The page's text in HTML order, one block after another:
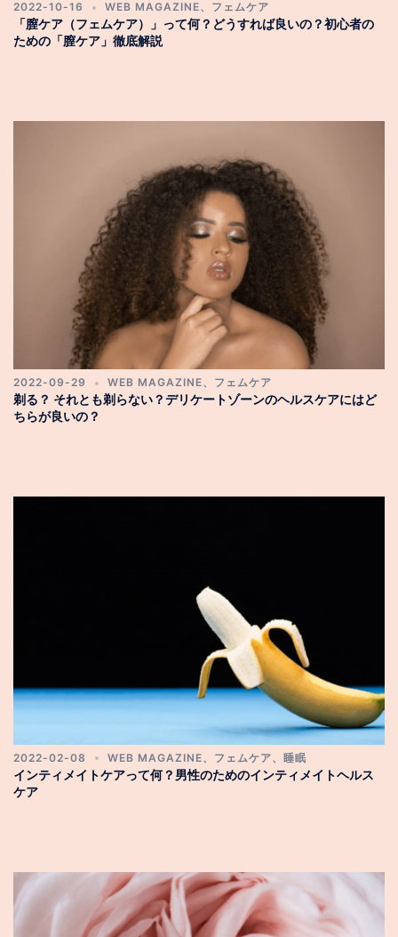
2022-10-16 WEB MAGAZINE、 フェムケア
「膣ケア（フェムケア）」って何？どうすれば良いの？初心者の
ための「膣ケア」徹底解説
2022-09-29 WEB MAGAZINE、 フェムケア
剃る？ それとも剃らない？デリケートゾーンのヘルスケアにはど
ちらが良いの？
2022-02-08 WEB MAGAZINE、 フェムケア、 睡眠
インティメイトケアって何？男性のためのインティメイトヘルス
ケア